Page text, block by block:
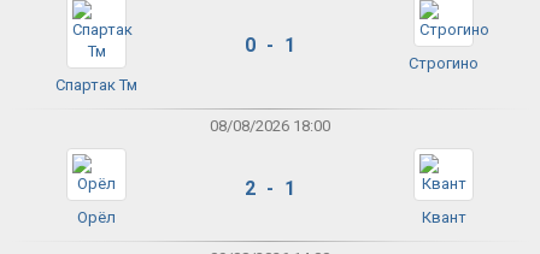
Спартак Тм
0 - 1
Строгино
08/08/2026 18:00
Орёл
2 - 1
Квант